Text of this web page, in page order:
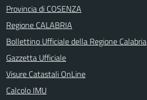
Provincia di COSENZA
Regione CALABRIA
Bollettino Ufficiale della Regione Calabria
Gazzetta Ufficiale
Visure Catastali OnLine
Calcolo IMU